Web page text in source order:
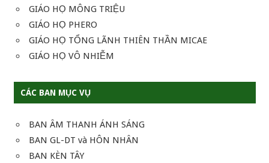
GIÁO HỌ MÔNG TRIỆU
GIÁO HỌ PHERO
GIÁO HỌ TỔNG LÃNH THIÊN THẦN MICAE
GIÁO HỌ VÔ NHIỄM
CÁC BAN MỤC VỤ
BAN ÂM THANH ÁNH SÁNG
BAN GL-DT và HÔN NHÂN
BAN KÈN TÂY